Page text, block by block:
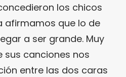
los chicos
afirmamos que lo de
a ser grande. Muy
sus canciones nos
entre las dos caras